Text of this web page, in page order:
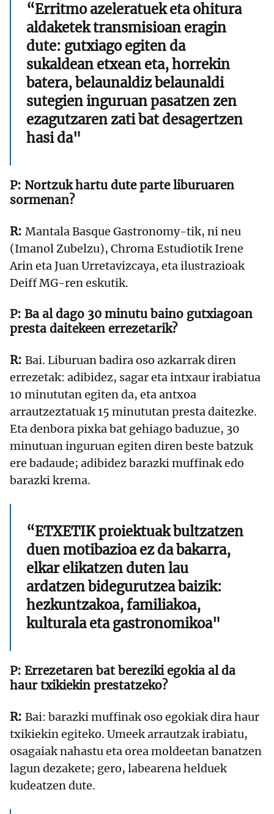
“Erritmo azeleratuek eta ohitura
aldaketek transmisioan eragin
dute: gutxiago egiten da
sukaldean etxean eta, horrekin
batera, belaunaldiz belaunaldi
sutegien inguruan pasatzen zen
ezagutzaren zati bat desagertzen
hasi da"
Nortzuk hartu dute parte liburuaren
sormenan?
Mantala Basque Gastronomy-tik, ni neu
(Imanol Zubelzu), Chroma Estudiotik Irene
Arin eta Juan Urretavizcaya, eta ilustrazioak
Deiff MG-ren eskutik.
Ba al dago 30 minutu baino gutxiagoan
presta daitekeen errezetarik?
Bai. Liburuan badira oso azkarrak diren
errezetak: adibidez, sagar eta intxaur irabiatua
10 minututan egiten da, eta antxoa
arrautzeztatuak 15 minututan presta daitezke.
Eta denbora pixka bat gehiago baduzue, 30
minutuan inguruan egiten diren beste batzuk
ere badaude; adibidez barazki muffinak edo
barazki krema.
“ETXETIK proiektuak bultzatzen
duen motibazioa ez da bakarra,
elkar elikatzen duten lau
ardatzen bidegurutzea baizik:
hezkuntzakoa, familiakoa,
kulturala eta gastronomikoa"
Errezetaren bat bereziki egokia al da
haur txikiekin prestatzeko?
Bai: barazki muffinak oso egokiak dira haur
txikiekin egiteko. Umeek arrautzak irabiatu,
osagaiak nahastu eta orea moldeetan banatzen
lagun dezakete; gero, labearena helduek
kudeatzen dute.